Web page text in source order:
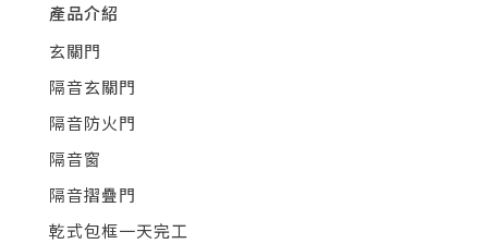
產品介紹
玄關門
隔音玄關門
隔音防火門
隔音窗
隔音摺疊門
乾式包框一天完工